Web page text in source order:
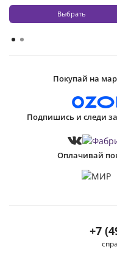
Выбрать
+7
Покупай на
Подпишись и следи
Оплачивай